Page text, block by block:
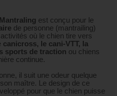
est conçu pour le
de personne (mantrailing)
où le chien tire vers
canicross, le cani-VTT, la
sports de traction ou chiens
continue.
il suit une odeur quelque
maître. Le design de ce
pour que le chien puisse